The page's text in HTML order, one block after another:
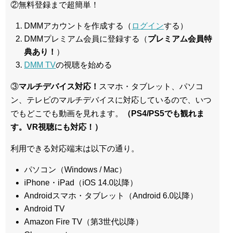
②無料登録まで超簡単！
DMMアカウントを作成する（ ログインする）
DMMプレミアム会員に登録する（プレミアム会員特
典あり！ ）
DMM TVの視聴を始める
③マルチデバイス対応！ スマホ・タブレット、パソコ
ン、テレビのマルチデバイスに対応しているので、いつ
でもどこでも動画を見れます。
（PS4/PS5でも観れま
す。VR視聴にも対応！）
利用できる対応端末は以下の通り。
パソコン（Windows / Mac）
iPhone・iPad（iOS 14.0以降）
Androidスマホ・タブレット（Android 6.0以降）
Android TV
Amazon Fire TV（第3世代以降）